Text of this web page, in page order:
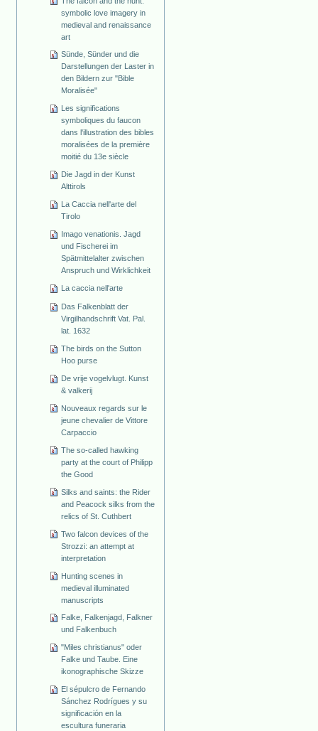
symbolic love imagery in
medieval and renaissance
art
Sünde, Sünder und die
Darstellungen der Laster in
den Bildern zur "Bible
Moralisée"
Les significations
symboliques du faucon
dans l'illustration des bibles
moralisées de la première
moitié du 13e siècle
Die Jagd in der Kunst
Alttirols
La Caccia nell'arte del
Tirolo
Imago venationis. Jagd
und Fischerei im
Spätmittelalter zwischen
Anspruch und Wirklichkeit
La caccia nell'arte
Das Falkenblatt der
Virgilhandschrift Vat. Pal.
lat. 1632
The birds on the Sutton
Hoo purse
De vrije vogelvlugt. Kunst
& valkerij
Nouveaux regards sur le
jeune chevalier de Vittore
Carpaccio
The so-called hawking
party at the court of Philipp
the Good
Silks and saints: the Rider
and Peacock silks from the
relics of St. Cuthbert
Two falcon devices of the
Strozzi: an attempt at
interpretation
Hunting scenes in
medieval illuminated
manuscripts
Falke, Falkenjagd, Falkner
und Falkenbuch
"Miles christianus" oder
Falke und Taube. Eine
ikonographische Skizze
El sépulcro de Fernando
Sánchez Rodrígues y su
significación en la
escultura funeraria